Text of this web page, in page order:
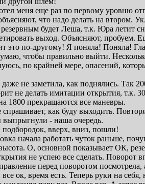
меня еще раз по первому уровню
что надо делать на втором.
будет Леша, т.к. Юра летит
выход. Объясняют, пробуем.
это по-другому! Я поняла! Поняла!
чтобы правильно выйти.
по крайней мере, опасений,
не заметила, как поднялись. Так
не делать имитации открытия, т.к.
1800 прекращаются все маневры.
как буду выходить.
выпрыгнули - наша очередь.
вверх, вниз, пошли!
начала работать чуток раньше,
О, основной показывает ОК,
не успею все сделать. Поворот
перед поворотом
ок, время есть. Теперь руки на